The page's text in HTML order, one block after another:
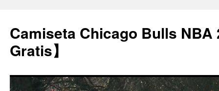
Camiseta Chicago Bulls NBA
Gratis】